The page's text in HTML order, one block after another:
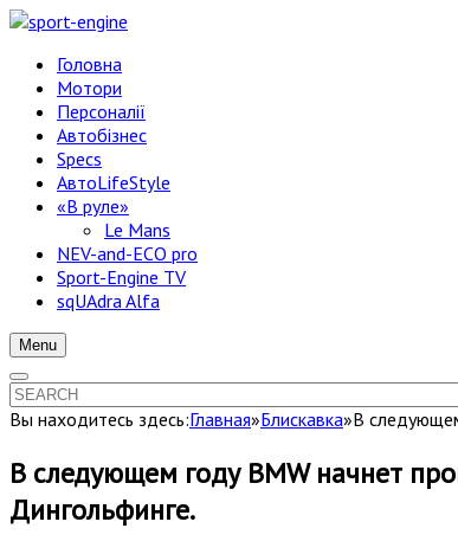
Головна
Мотори
Персоналії
Автобізнес
Specs
АвтоLifeStyle
«В руле»
Le Mans
NEV-and-ECO pro
Sport-Engine TV
sqUAdra Alfa
Menu
Вы находитесь здесь:Главная»Блискавка»В
В следующем году BMW начнет
Дингольфинге.